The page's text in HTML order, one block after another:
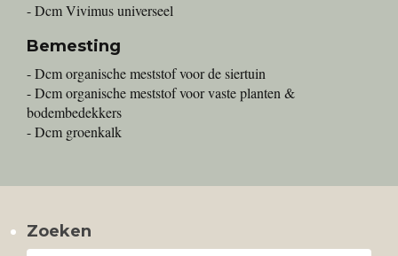
- Dcm Vivimus universeel
Bemesting
- Dcm organische meststof voor de siertuin
- Dcm organische meststof voor vaste planten &
bodembedekkers
- Dcm groenkalk
Zoeken